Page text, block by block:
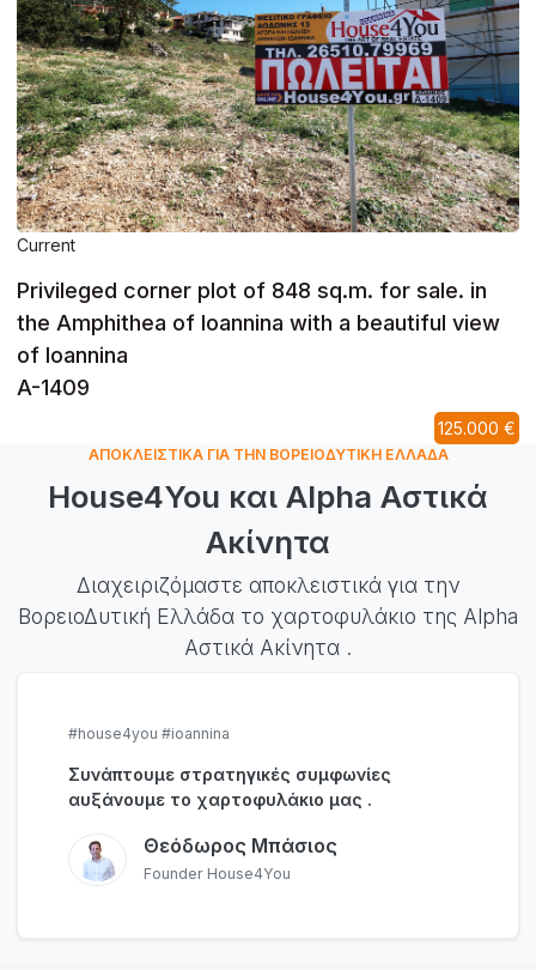
Current
Privileged corner plot of 848 sq.m. for sale. in
the Amphithea of Ioannina with a beautiful view
of Ioannina
A-1409
125.000 €
ΑΠΟΚΛΕΙΣΤΙΚΑ ΓΙΑ ΤΗΝ ΒΟΡΕΙΟΔΥΤΙΚΗ ΕΛΛΑΔΑ
House4You και Alpha Αστικά
Ακίνητα
Διαχειριζόμαστε αποκλειστικά για την
ΒορειοΔυτική Ελλάδα το χαρτοφυλάκιο της Alpha
Αστικά Ακίνητα .
#house4you #ioannina
Συνάπτουμε στρατηγικές συμφωνίες
αυξάνουμε το χαρτοφυλάκιο μας .
Θεόδωρος Μπάσιος
Founder House4You